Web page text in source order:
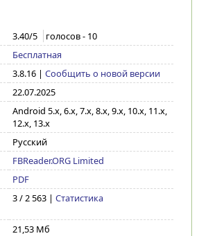
3.40/5 голосов - 10
Бесплатная
3.8.16| Сообщить о новой версии
22.07.2025
Android 5.x, 6.x, 7.x, 8.x, 9.x, 10.x, 11.x,
12.x, 13.x
Русский
FBReader.ORG Limited
PDF
3 / 2 563 | Статистика
21,53 Мб